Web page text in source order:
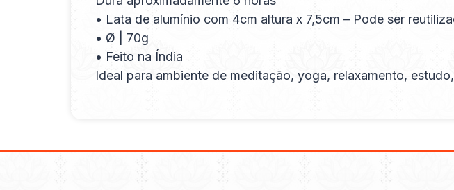
• Lata de alumínio com 4cm altura x 7,5cm – Pode ser
• Ø | 70g
• Feito na Índia
Ideal para ambiente de meditação, yoga, relaxamento,